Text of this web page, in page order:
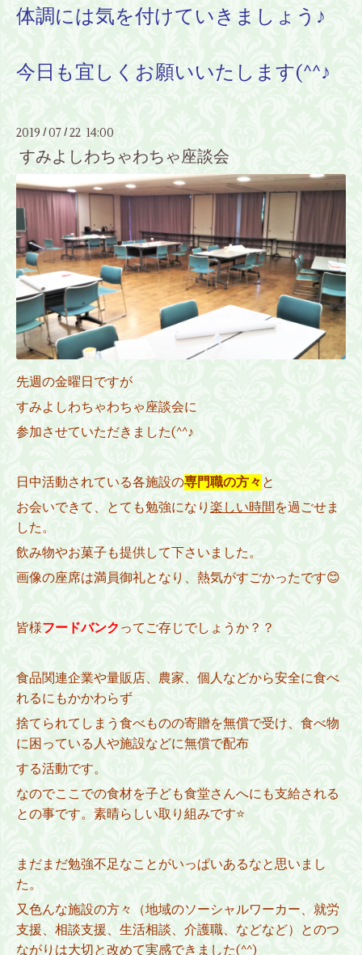
体調には気を付けていきましょう♪
今日も宜しくお願いいたします(^^♪
2019 /07 / 22 14:00
すみよしわちゃわちゃ座談会
先週の金曜日ですが
すみよしわちゃわちゃ座談会に
参加させていただきました(^^♪
日中活動されている各施設の専門職の方々 と
お会いできて、とても勉強になり 楽しい時間 を過ごせま
した。
飲み物やお菓子も提供して下さいました。
画像の座席は満員御礼となり、熱気がすごかったです😊
皆様フードバンク ってご存じでしょうか？？
食品関連企業や量販店、農家、個人などから安全に食べ
れるにもかかわらず
捨てられてしまう食べものの寄贈を無償で受け、食べ物
に困っている人や施設などに無償で配布
する活動です。
なのでここでの食材を子ども食堂さんへにも支給される
との事です。素晴らしい取り組みです⭐
まだまだ勉強不足なことがいっぱいあるなと思いまし
た。
又色んな施設の方々（地域のソーシャルワーカー、就労
支援、相談支援、生活相談、介護職、などなど） とのつ
ながりは大切と改めて実感できました(^^)